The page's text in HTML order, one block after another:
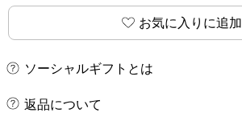
お気に入りに追加
ソーシャルギフトとは
返品について